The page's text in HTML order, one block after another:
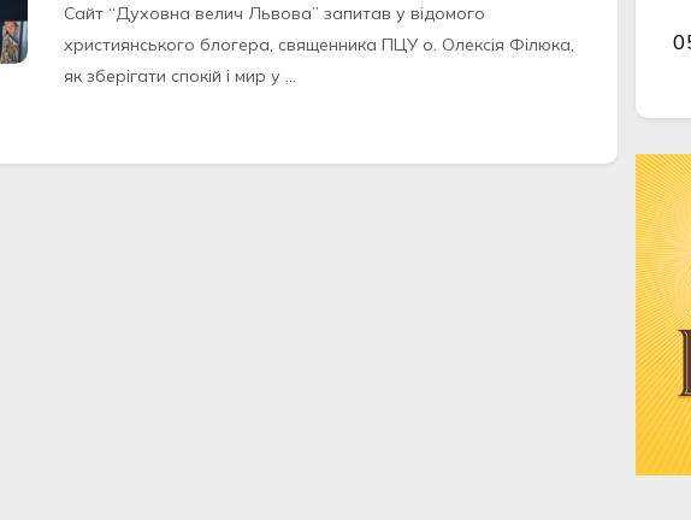
Сайт “Духовна велич Львова” запитав у відомого
християнського блогера, священника ПЦУ о. Олексія Філюка,
як зберігати спокій і мир у ...